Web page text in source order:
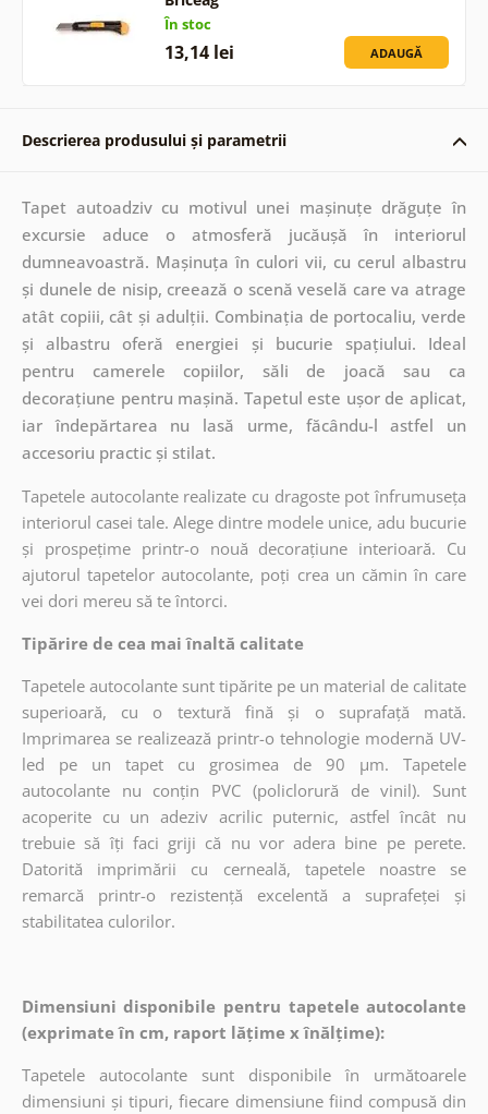
În stoc
13,14 lei ADAUGĂ
Descrierea produsului și parametrii
Tapet autoadziv cu motivul unei mașinuțe drăguțe în
excursie aduce o atmosferă jucăușă în interiorul
dumneavoastră. Mașinuța în culori vii, cu cerul albastru
și dunele de nisip, creează o scenă veselă care va atrage
atât copiii, cât și adulții. Combinația de portocaliu, verde
și albastru oferă energiei și bucurie spațiului. Ideal
pentru camerele copiilor, săli de joacă sau ca
decorațiune pentru mașină. Tapetul este ușor de aplicat,
iar îndepărtarea nu lasă urme, făcându-l astfel un
accesoriu practic și stilat.
Tapetele autocolante realizate cu dragoste pot înfrumuseța
interiorul casei tale. Alege dintre modele unice, adu bucurie
și prospețime printr-o nouă decorațiune interioară. Cu
ajutorul tapetelor autocolante, poți crea un cămin în care
vei dori mereu să te întorci.
Tipărire de cea mai înaltă calitate
Tapetele autocolante sunt tipărite pe un material de calitate
superioară, cu o textură fină și o suprafață mată.
Imprimarea se realizează printr-o tehnologie modernă UV-
led pe un tapet cu grosimea de 90 µm. Tapetele
autocolante nu conțin PVC (policlorură de vinil). Sunt
acoperite cu un adeziv acrilic puternic, astfel încât nu
trebuie să îți faci griji că nu vor adera bine pe perete.
Datorită imprimării cu cerneală, tapetele noastre se
remarcă printr-o rezistență excelentă a suprafeței și
stabilitatea culorilor.
Dimensiuni disponibile pentru tapetele autocolante
(exprimate în cm, raport lățime x înălțime):
Tapetele autocolante sunt disponibile în următoarele
dimensiuni și tipuri, fiecare dimensiune fiind compusă din